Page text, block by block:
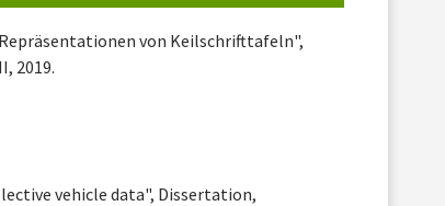
von Keilschrifttafeln",
2019.
vehicle data", Dissertation,